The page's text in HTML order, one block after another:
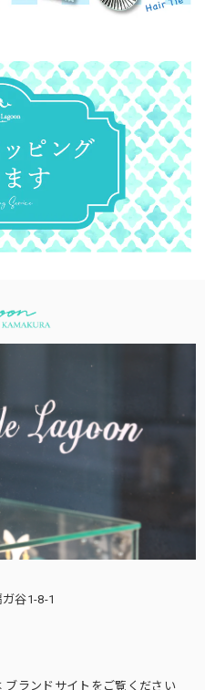
谷1-8-1
ブランドサイト をご覧ください